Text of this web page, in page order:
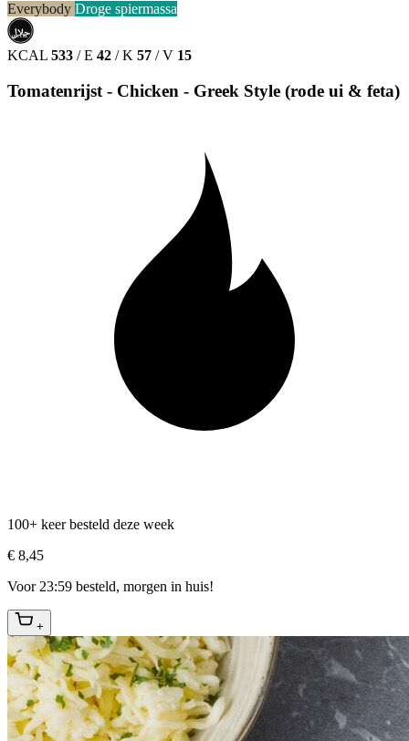
Everybody Droge spiermassa
حلال
HALAL
KCAL 533 / E 42 / K 57 / V 15
Tomatenrijst - Chicken - Greek Style (rode ui & feta)
100+ keer besteld deze week
€ 8,45
Voor 23:59 besteld, morgen in huis!
+